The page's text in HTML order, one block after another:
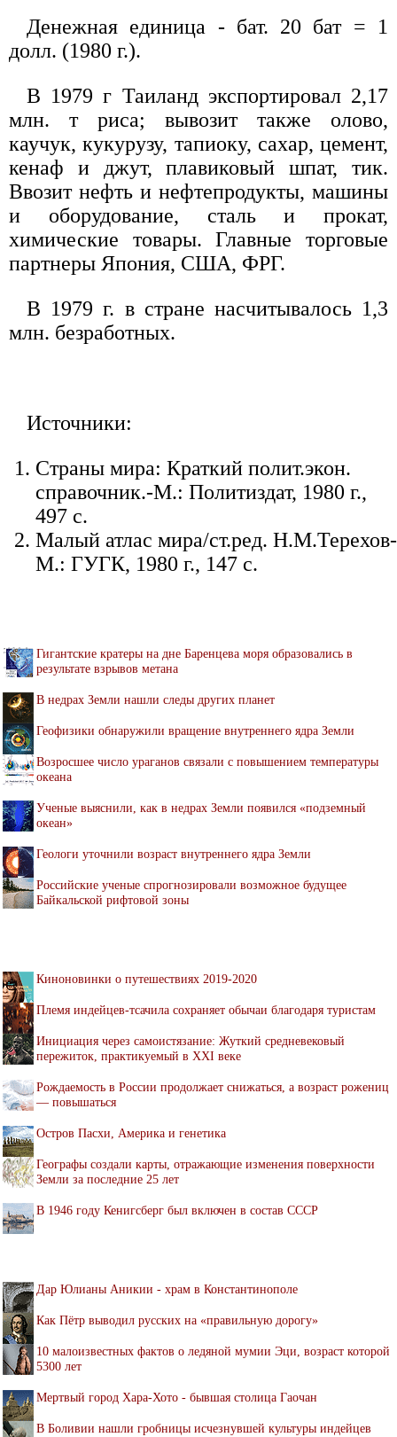
Денежная единица - бат. 20 бат = 1
долл. (1980 г.).
В 1979 г Таиланд экспортировал 2,17
млн. т риса; вывозит также олово,
каучук, кукурузу, тапиоку, сахар, цемент,
кенаф и джут, плавиковый шпат, тик.
Ввозит нефть и нефтепродукты, машины
и оборудование, сталь и прокат,
химические товары. Главные торговые
партнеры Япония, США, ФРГ.
В 1979 г. в стране насчитывалось 1,3
млн. безработных.
Источники:
Страны мира: Краткий полит.экон.
справочник.-М.: Политиздат, 1980 г.,
497 с.
Малый атлас мира/ст.ред. Н.М.Терехов-
М.: ГУГК, 1980 г., 147 с.
Гигантские кратеры на дне Баренцева моря образовались в
результате взрывов метана
В недрах Земли нашли следы других планет
Геофизики обнаружили вращение внутреннего ядра Земли
Возросшее число ураганов связали с повышением температуры
океана
Ученые выяснили, как в недрах Земли появился «подземный
океан»
Геологи уточнили возраст внутреннего ядра Земли
Российские ученые спрогнозировали возможное будущее
Байкальской рифтовой зоны
Киноновинки о путешествиях 2019-2020
Племя индейцев-тсачила сохраняет обычаи благодаря туристам
Инициация через самоистязание: Жуткий средневековый
пережиток, практикуемый в XXI веке
Рождаемость в России продолжает снижаться, а возраст рожениц
— повышаться
Остров Пасхи, Америка и генетика
Географы создали карты, отражающие изменения поверхности
Земли за последние 25 лет
В 1946 году Кенигсберг был включен в состав СССР
Дар Юлианы Аникии - храм в Константинополе
Как Пётр выводил русских на «правильную дорогу»
10 малоизвестных фактов о ледяной мумии Эци, возраст которой
5300 лет
Мертвый город Хара-Хото - бывшая столица Гаочан
В Боливии нашли гробницы исчезнувшей культуры индейцев